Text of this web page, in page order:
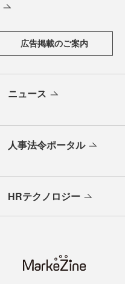
広告掲載のご案内
ニュース
人事法令ポータル
HRテクノロジー